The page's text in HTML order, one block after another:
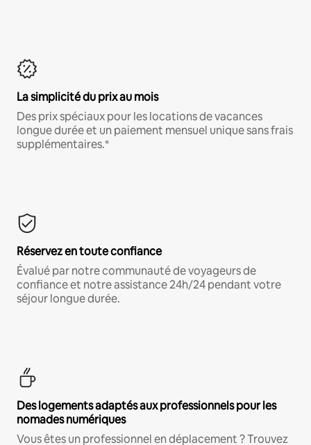
La simplicité du prix au mois
Des prix spéciaux pour les locations de vacances
longue durée et un paiement mensuel unique sans frais
supplémentaires.*
Réservez en toute confiance
Évalué par notre communauté de voyageurs de
confiance et notre assistance 24h/24 pendant votre
séjour longue durée.
Des logements adaptés aux professionnels pour les
nomades numériques
Vous êtes un professionnel en déplacement ? Trouvez